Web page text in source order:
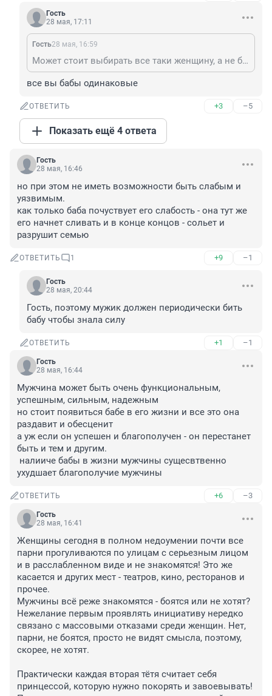
Гость
28 мая, 17:11
Гость28 мая, 16:59
Может стоит выбирать все таки женщину, а не бабу? А с бабой скорей всего вылетишь не только на теплотрассу,а и куда в другие места, на что алчная запросто может быть способна. Согласись ведь не только нас выбирают, но и мы тоже выбираем, если ты мужчина, а не кабель то не побежишь за первой течной.
все вы бабы одинаковые
ОТВЕТИТЬ +3 –5
Показать ещё 4 ответа
Гость
28 мая, 16:46
но при этом не иметь возможности быть слабым и
уязвимым.
как только баба почуствует его слабость - она тут же
его начнет сливать и в конце концов - сольет и
разрушит семью
ОТВЕТИТЬ 1 +9 –1
Гость
28 мая, 20:44
Гость, поэтому мужик должен периодически бить
бабу чтобы знала силу
ОТВЕТИТЬ +1 –1
Гость
28 мая, 16:44
Мужчина может быть очень функциональным,
успешным, сильным, надежным
но стоит появиться бабе в его жизни и все это она
раздавит и обесценит
а уж если он успешен и благополучен - он перестанет
быть и тем и другим.
налииче бабы в жизни мужчины сущесвтвенно
ухудшает благополучие мужчины
ОТВЕТИТЬ +6 –3
Гость
28 мая, 16:41
Женщины сегодня в полном недоумении почти все
парни прогуливаются по улицам с серьезным лицом
и в расслабленном виде и не знакомятся! Это же
касается и других мест - театров, кино, ресторанов и
прочее.
Мужчины всё реже знакомятся - боятся или не хотят?
Нежелание первым проявлять инициативу нередко
связано с массовыми отказами среди женщин. Нет,
парни, не боятся, просто не видят смысла, поэтому,
скорее, не хотят.
Практически каждая вторая тётя считает себя
принцессой, которую нужно покорять и завоевывать!